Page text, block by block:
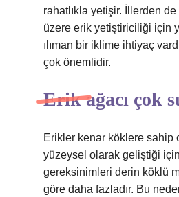
rahatlıkla yetişir. İllerden de
üzere erik yetiştiriciliği için
ılıman bir iklime ihtiyaç
çok önemlidir.
Erik ağacı çok
Erikler kenar köklere sahip
yüzeysel olarak geliştiği
gereksinimleri derin köklü
göre daha fazladır. Bu